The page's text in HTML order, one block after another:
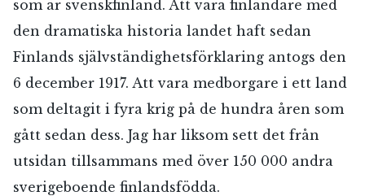
som är svenskfinland. Att vara finländare med
den dramatiska historia landet haft sedan
Finlands självständighetsförklaring antogs den
6 december 1917. Att vara medborgare i ett land
som deltagit i fyra krig på de hundra åren som
gått sedan dess. Jag har liksom sett det från
utsidan tillsammans med över 150 000 andra
sverigeboende finlandsfödda.